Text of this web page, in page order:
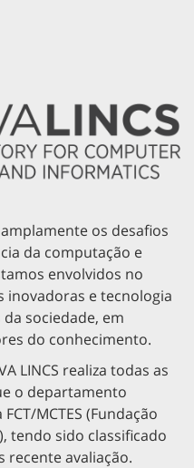
os desafios
da computação e
envolvidos no
inovadoras e tecnologia
sociedade, em
do conhecimento.
LINCS realiza todas as
o departamento
MCTES (Fundação
tendo sido classificado
recente avaliação.